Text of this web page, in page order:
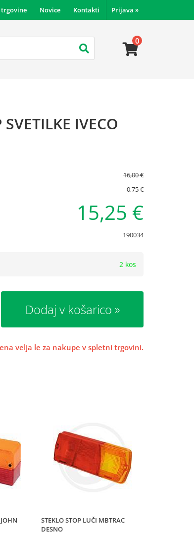
Prijava »
Novice Kontakti
0
IVECO
16,00 €
0,75 €
15,25 €
190034
2 kos
Dodaj v košarico
velja le za nakupe v spletni trgovini.
STEKLO STOP LUČI MBTRAC
DESNO